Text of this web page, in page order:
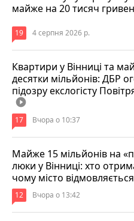
майже на 20 тисяч
19 4 серпня 2026 р.
Квартири у Вінниці та
десятки мільйонів: ДБР
підозру екслогісту
play_circle_filled
17 Вчора о 10:37
Майже 15 мільйонів на
люки у Вінниці: хто
чому місто
12 Вчора о 13:42